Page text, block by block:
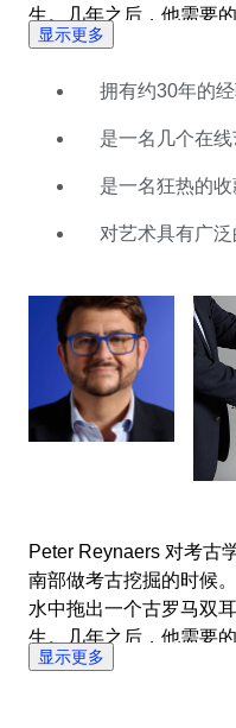
生。几年之后，他需要
对其他同龄的孩子们喜
的汽车店的整个过程中
最大的热情。 经过近30年的收藏，Peter Reynaers终于
件作品更为醒目。他总
特别的物品时，他确保
时也鼓励和引导他们熟
显示更多
拥有约30年的
是一名几个在
是一名狂热的收
对艺术具有广
Peter Reynaers 对考古
南部做考古挖掘的时候
水中拖出一个古罗马双
生。几年之后，他需要
对其他同龄的孩子们喜
显示更多